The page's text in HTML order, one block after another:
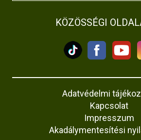
KÖZÖSSÉGI
Adatvédelmi
Kapcsolat
Impresszum
Akadálymentesítési